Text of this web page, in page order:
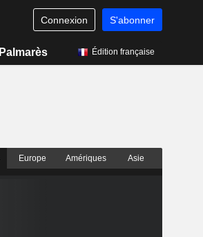
Connexion S'abonner
Palmarès Édition française
Europe Amériques Asie